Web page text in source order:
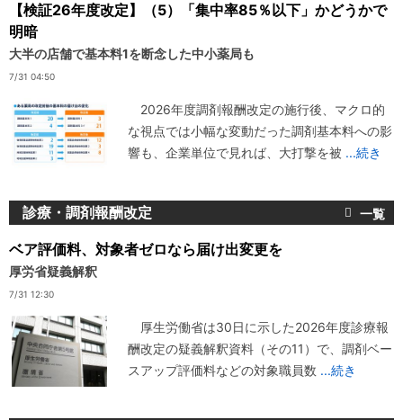
【検証26年度改定】（5）「集中率85％以下」かどうかで
明暗
大半の店舗で基本料1を断念した中小薬局も
7/31 04:50
2026年度調剤報酬改定の施行後、マクロ的
な視点では小幅な変動だった調剤基本料への影
響も、企業単位で見れば、大打撃を被 ...続き
診療・調剤報酬改定
ベア評価料、対象者ゼロなら届け出変更を
厚労省疑義解釈
7/31 12:30
厚生労働省は30日に示した2026年度診療報
酬改定の疑義解釈資料（その11）で、調剤ベー
スアップ評価料などの対象職員数 ...続き